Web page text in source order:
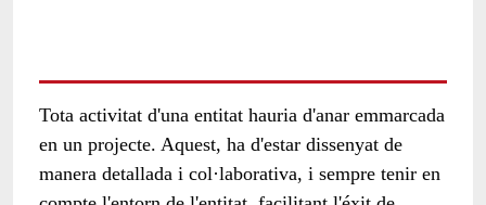
Tota activitat d'una entitat hauria d'anar emmarcada
en un projecte. Aquest, ha d'estar dissenyat de
manera detallada i col·laborativa, i sempre tenir en